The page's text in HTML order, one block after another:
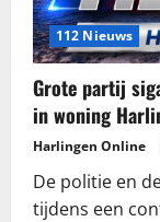
112 Nieuws
Grote partij
in woning
Harlingen Online
De politie en
tijdens een